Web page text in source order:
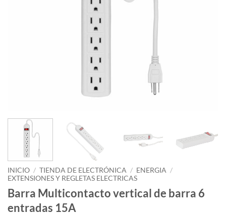
INICIO / TIENDA DE ELECTRÓNICA / ENERGIA /
EXTENSIONES Y REGLETAS ELECTRICAS
Barra Multicontacto vertical de barra 6
entradas 15A